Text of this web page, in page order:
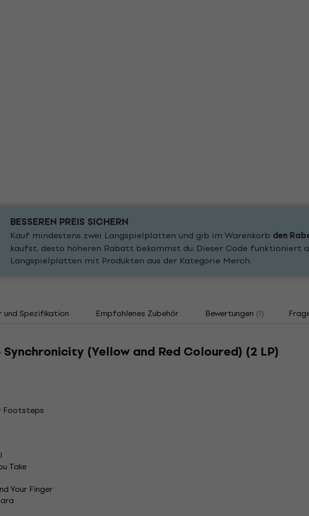
BESSEREN PREIS SICHERN
Kauf mindestens zwei Langspielplatten und gib im Warenkorb den
kaufst, desto höheren Rabatt bekommst du. Dieser Code funktioniert
Langspielplatten mit Produkten aus der Kategorie Merch.
und Spezifikation Empfohlenes Zubehör Bewertungen (1)
Synchronicity (Yellow and Red Coloured) (2 LP)
Footsteps
Take
Your Finger